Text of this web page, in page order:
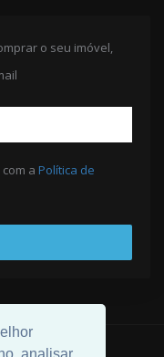
analisar
o seu imóvel,
a Política de